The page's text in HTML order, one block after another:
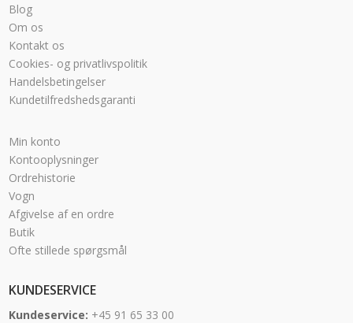
Blog
Om os
Kontakt os
Cookies- og privatlivspolitik
Handelsbetingelser
Kundetilfredshedsgaranti
Min konto
Kontooplysninger
Ordrehistorie
Vogn
Afgivelse af en ordre
Butik
Ofte stillede spørgsmål
KUNDESERVICE
Kundeservice: +45 91 65 33 00